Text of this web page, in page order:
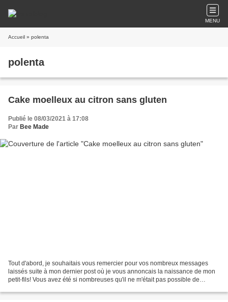
MENU
Accueil » polenta
polenta
Cake moelleux au citron sans gluten
Publié le 08/03/2021 à 17:08
Par Bee Made
Tout d'abord, je souhaitais vous remercier pour vos nombreux messages
laissés suite à mon dernier post où je vous annoncais la naissance de mon
petit-fils! Vous avez été si nombreuses qu'il ne m'était pas possible de